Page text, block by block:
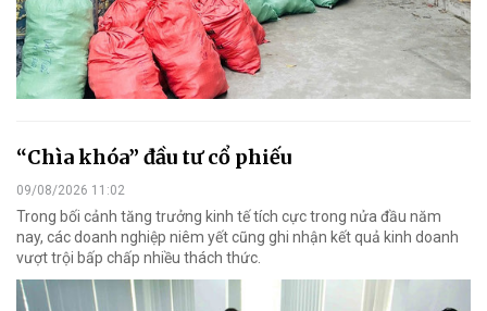
“Chìa khóa” đầu tư cổ phiếu
09/08/2026 11:02
Trong bối cảnh tăng trưởng kinh tế tích cực trong nửa đầu năm
nay, các doanh nghiệp niêm yết cũng ghi nhận kết quả kinh doanh
vượt trội bấp chấp nhiều thách thức.